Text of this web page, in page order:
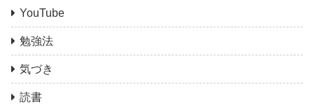
YouTube
勉強法
気づき
読書